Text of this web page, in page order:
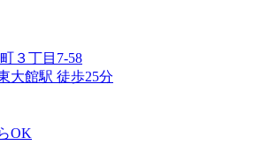
３丁目7-58
大館駅 徒歩25分
OK